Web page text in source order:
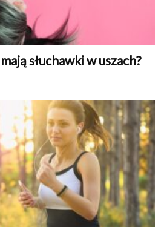
słuchawki w uszach?